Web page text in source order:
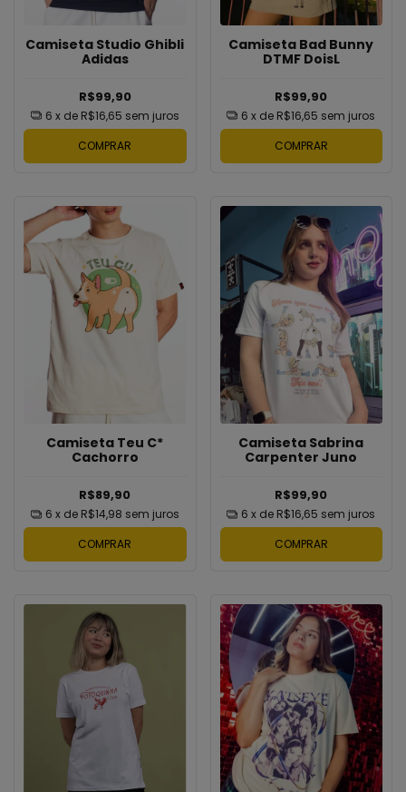
Camiseta Studio Ghibli
Adidas
R$99,90
6 x de R$16,65 sem juros
COMPRAR
Camiseta Bad Bunny
DTMF DoisL
R$99,90
6 x de R$16,65 sem juros
COMPRAR
Camiseta Teu C*
Cachorro
R$89,90
6 x de R$14,98 sem juros
COMPRAR
Camiseta Sabrina
Carpenter Juno
R$99,90
6 x de R$16,65 sem juros
COMPRAR